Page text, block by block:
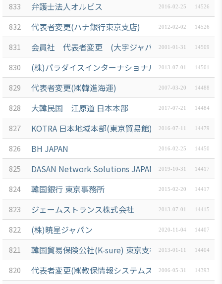
主要
事業
定款
組織
図
アクセ
ス
韓国
貿易
協会
東京
支部
ウェ
ブアク
セシ
ビリ
ティ方
針
会員社
検索/リ
スト
会員社
総覧
法律相
談
FAQ
お問い
合わせ
動靜
会員社
からの
お知ら
せ
インタ
ビュ
ー/寄
稿
イベン
ト写真
韓企連
ニュー
スレタ
ー
日本生
活・便
利情報
関連機
関
サイト
マップ
833 弁護士法人オルビス 2016-02-25 14526
832 代表者変更(ハナ銀行東京支店) 2012-02-02 14526
831 会員社 代表者変更 (大宇ジャパン)2001-01-31 14509
830 (株)パラダイスインターナショナル 2013-07-01 14501
829 代表者変更(㈱韓進海運) 2007-03-20 14488
828 大韓民国 江原道 日本本部 2017-07-21 14484
827 KOTRA 日本地域本部(東京貿易館) 2016-07-11 14479
826 BH JAPAN 2016-02-25 14450
825 DASAN Network Solutions JAPAN 2019-10-31 14417
824 韓国銀行 東京事務所 2015-02-20 14417
823 ジェームストランス株式会社 2013-07-01 14415
822 (株)暁星ジャパン 2020-11-04 14407
821 韓国貿易保険公社(K-sure) 東京支社 2013-01-11 14404
820 代表者変更(㈱教保情報システムズ) 2006-05-31 14393